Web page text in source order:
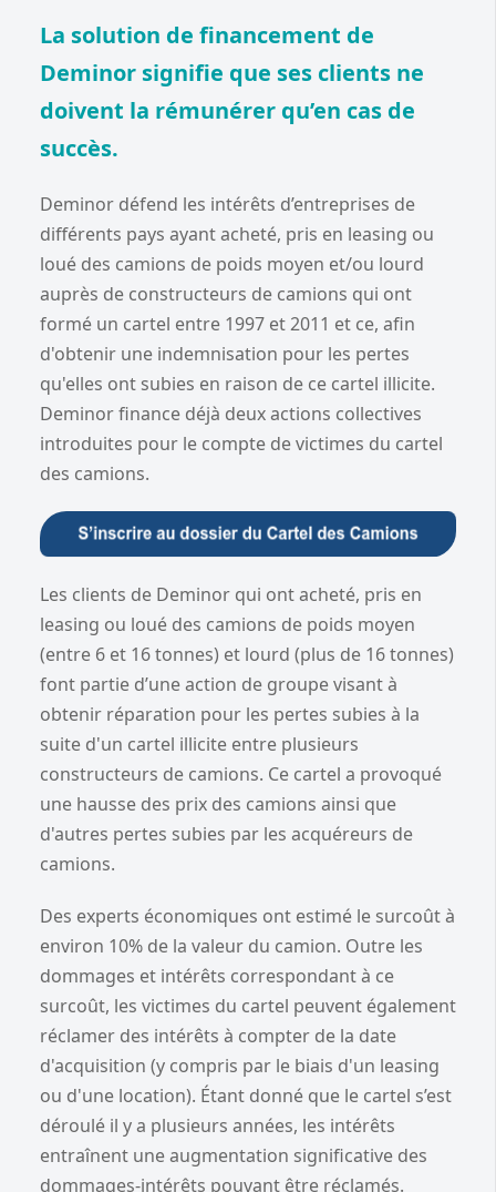
La solution de financement de
Deminor signifie que ses clients ne
doivent la rémunérer qu’en cas de
succès.
Deminor défend les intérêts d’entreprises de
différents pays ayant acheté, pris en leasing ou
loué des camions de poids moyen et/ou lourd
auprès de constructeurs de camions qui ont
formé un cartel entre 1997 et 2011 et ce, afin
d'obtenir une indemnisation pour les pertes
qu'elles ont subies en raison de ce cartel illicite.
Deminor finance déjà deux actions collectives
introduites pour le compte de victimes du cartel
des camions.
Les clients de Deminor qui ont acheté, pris en
leasing ou loué des camions de poids moyen
(entre 6 et 16 tonnes) et lourd (plus de 16 tonnes)
font partie d’une action de groupe visant à
obtenir réparation pour les pertes subies à la
suite d'un cartel illicite entre plusieurs
constructeurs de camions. Ce cartel a provoqué
une hausse des prix des camions ainsi que
d'autres pertes subies par les acquéreurs de
camions.
Des experts économiques ont estimé le surcoût à
environ 10% de la valeur du camion. Outre les
dommages et intérêts correspondant à ce
surcoût, les victimes du cartel peuvent également
réclamer des intérêts à compter de la date
d'acquisition (y compris par le biais d'un leasing
ou d'une location). Étant donné que le cartel s’est
déroulé il y a plusieurs années, les intérêts
entraînent une augmentation significative des
dommages-intérêts pouvant être réclamés.